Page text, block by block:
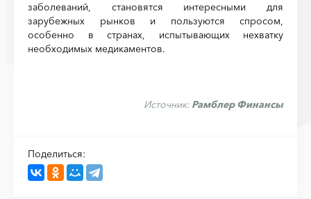
заболеваний, становятся интересными для
зарубежных рынков и пользуются спросом,
особенно в странах, испытывающих нехватку
необходимых медикаментов.
Источник: Рамблер Финансы
Поделиться: